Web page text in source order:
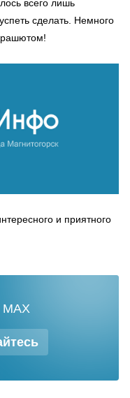
всего лишь
сделать. Немного
и приятного
MAX